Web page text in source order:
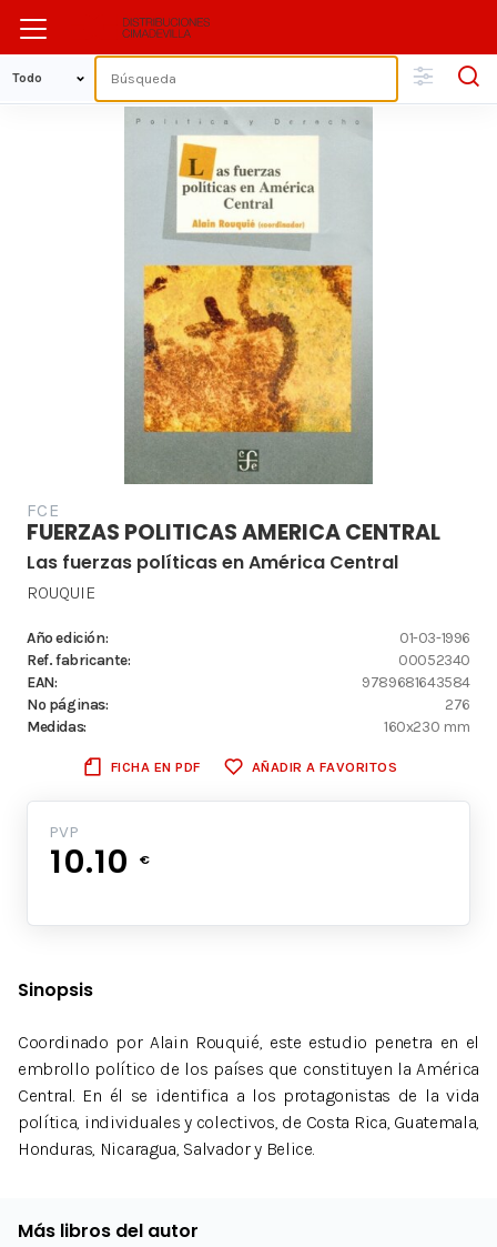
FCE
FUERZAS POLITICAS AMERICA CENTRAL
Las fuerzas políticas en América Central
ROUQUIE
Año edición:
01-03-1996
Ref. fabricante:
00052340
EAN:
9789681643584
Nº páginas:
276
Medidas:
160x230 mm
FICHA EN PDF AÑADIR A FAVORITOS
PVP
10.10 €
Sinopsis
Coordinado por Alain Rouquié, este estudio penetra en el
embrollo político de los países que constituyen la América
Central. En él se identifica a los protagonistas de la vida
política, individuales y colectivos, de Costa Rica, Guatemala,
Honduras, Nicaragua, Salvador y Belice.
Más libros del autor